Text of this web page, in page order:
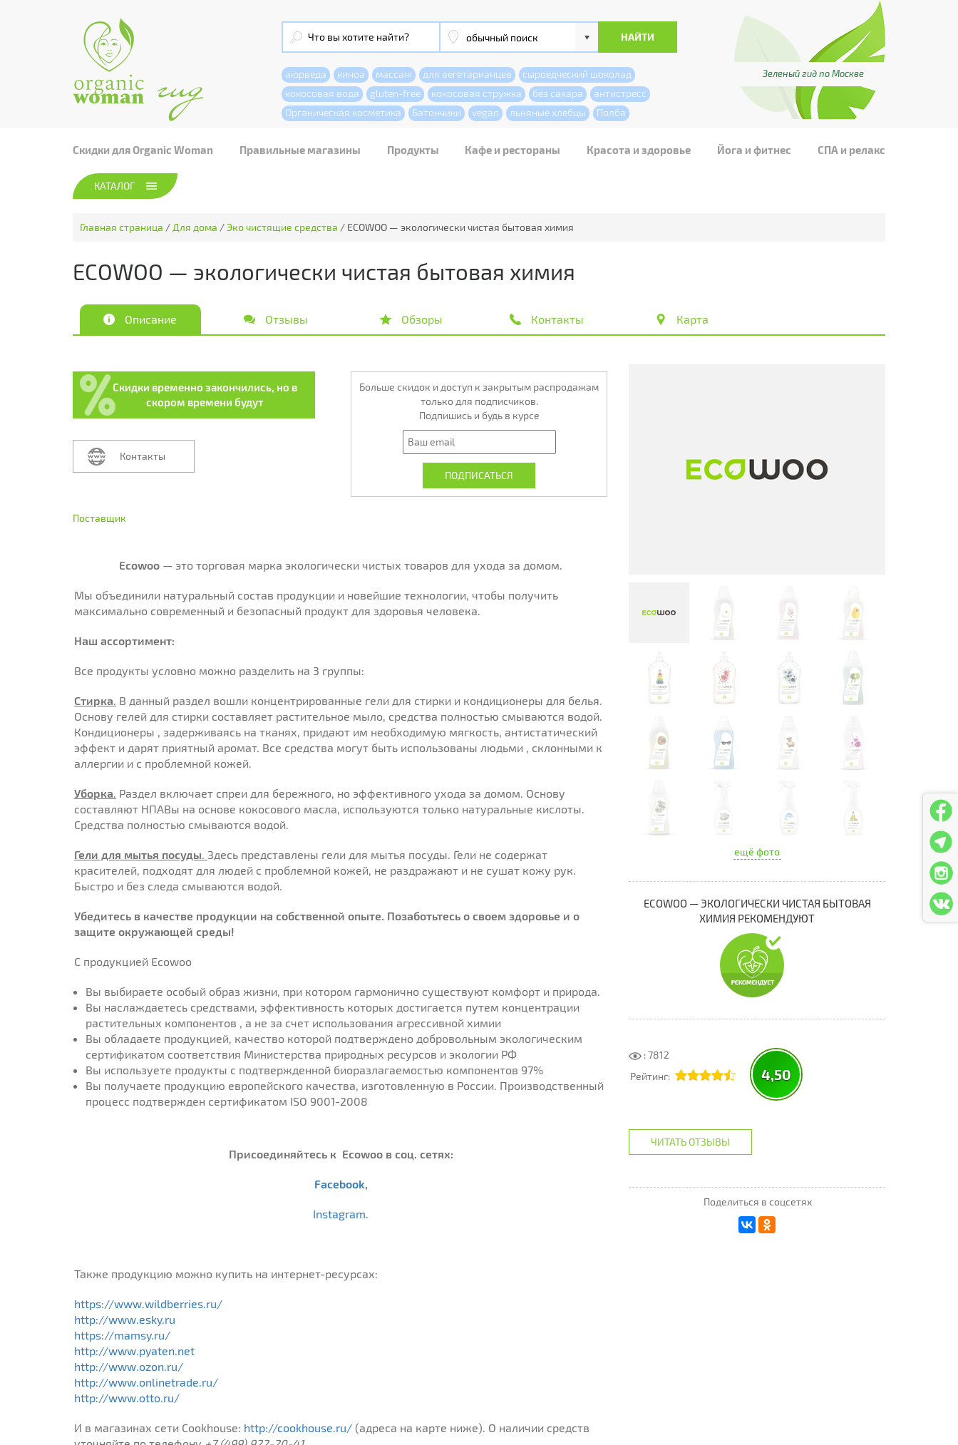
аюрведа киноа массаж для вегетарианцев
сыроедческий шоколад
кокосовая вода
gluten-free кокосовая стружка без сахара
антистресс
Органическая косметика
Батончики vegan льняные хлебцы Полба
Зеленый гид по Москве
Скидки для Organic Woman Правильные магазины Продукты Кафе и рестораны Красота и здоровье Йога и фитнес СПА и релакс
КАТАЛОГ
Главная страница / Для дома /Эко чистящие средства / ECOWOO — экологически чистая бытовая химия
ECOWOO — экологически чистая бытовая химия
Описание Отзывы Обзоры Контакты Карта
Скидки временно закончились, но в
скором времени будут
Контакты
Больше скидок и доступ к закрытым распродажам
только для подписчиков.
Подпишись и будь в курсе
Поставщик
Ecowoo — это торговая марка экологически чистых товаров для ухода за домом.
Мы объединили натуральный состав продукции и новейшие технологии, чтобы получить
максимально современный и безопасный продукт для здоровья человека.
Наш ассортимент:
Все продукты условно можно разделить на 3 группы:
Стирка. В данный раздел вошли концентрированные гели для стирки и кондиционеры для белья.
Основу гелей для стирки составляет растительное мыло, средства полностью смываются водой.
Кондиционеры , задерживаясь на тканях, придают им необходимую мягкость, антистатический
эффект и дарят приятный аромат. Все средства могут быть использованы людьми , склонными к
аллергии и с проблемной кожей.
Уборка. Раздел включает спреи для бережного, но эффективного ухода за домом. Основу
составляют НПАВы на основе кокосового масла, используются только натуральные кислоты.
Средства полностью смываются водой.
Гели для мытья посуды. Здесь представлены гели для мытья посуды. Гели не содержат
красителей, подходят для людей с проблемной кожей, не раздражают и не сушат кожу рук.
Быстро и без следа смываются водой.
Убедитесь в качестве продукции на собственной опыте. Позаботьтесь о своем здоровье и о
защите окружающей среды!
С продукцией Ecowoo
Вы выбираете особый образ жизни, при котором гармонично существуют комфорт и природа.
Вы наслаждаетесь средствами, эффективность которых достигается путем концентрации
растительных компонентов , а не за счет использования агрессивной химии
Вы обладаете продукцией, качество которой подтверждено добровольным экологическим
сертификатом соответствия Министерства природных ресурсов и экологии РФ
Вы используете продукты с подтвержденной биоразлагаемостью компонентов 97%
Вы получаете продукцию европейского качества, изготовленную в России. Производственный
процесс подтвержден сертификатом ISO 9001-2008
Присоединяйтесь к Ecowoo в соц. сетях:
Facebook,
Instagram.
Также продукцию можно купить на интернет-ресурсах:
https://www.wildberries.ru/
http://www.esky.ru
https://mamsy.ru/
http://www.pyaten.net
http://www.ozon.ru/
http://www.onlinetrade.ru/
http://www.otto.ru/
И в магазинах сети Cookhouse: http://cookhouse.ru/ (адреса на карте ниже). О наличии средств
ещё фото
ECOWOO — ЭКОЛОГИЧЕСКИ ЧИСТАЯ БЫТОВАЯ
ХИМИЯ РЕКОМЕНДУЮТ
: 7812
Рейтинг:
4,50
ЧИТАТЬ ОТЗЫВЫ
Поделиться в соцсетях